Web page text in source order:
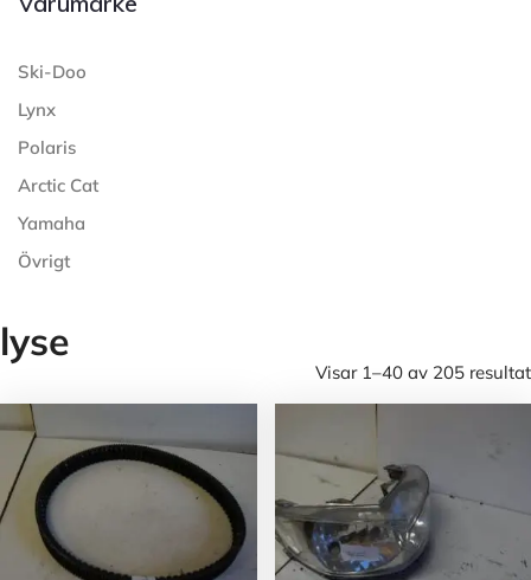
Ski-Doo
Lynx
Polaris
Arctic Cat
Yamaha
Övrigt
lyse
Visar 1–40 av 205 resultat